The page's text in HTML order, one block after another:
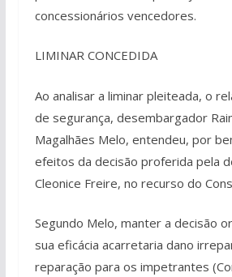
concessionários vencedores.
LIMINAR CONCEDIDA
Ao analisar a liminar pleiteada, o
de segurança, desembargador
Magalhães Melo, entendeu, por
efeitos da decisão proferida pela
Cleonice Freire, no recurso do
Segundo Melo, manter a decisão
sua eficácia acarretaria dano
reparação para os impetrantes